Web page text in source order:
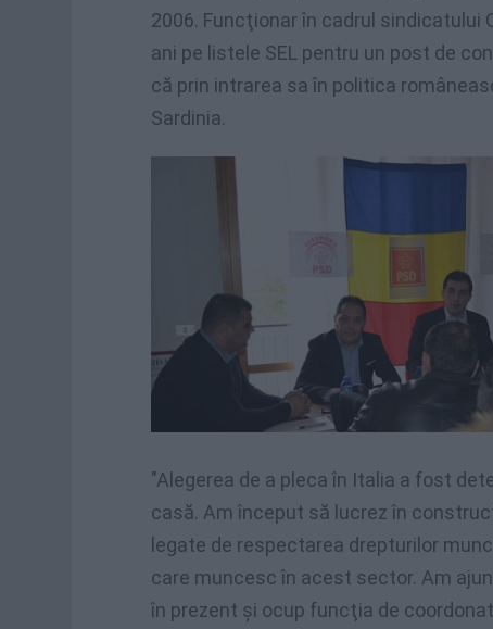
2006. Funcţionar în cadrul sindicatului
ani pe listele SEL pentru un post de
că prin intrarea sa în politica
Sardinia.
"Alegerea de a pleca în Italia a fost
casă. Am început să lucrez în
legate de respectarea drepturilor
care muncesc în acest sector. Am
în prezent şi ocup funcţia de